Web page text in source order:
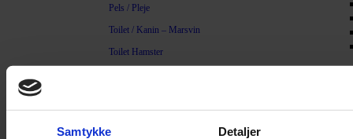
Samtykke Detaljer
Pels / Pleje
Toilet / Kanin – Marsvin
Toilet Hamster
Bure